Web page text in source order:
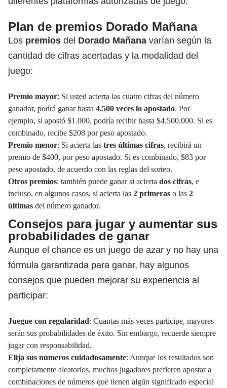
Plan de premios Dorado Mañana
Los premios del Dorado Mañana varían según la
cantidad de cifras acertadas y la modalidad del
juego:
Premio mayor: Si usted acierta las cuatro cifras del número
ganador, podrá ganar hasta 4.500 veces lo apostado. Por
ejemplo, si apostó $1.000, podría recibir hasta $4.500.000. Si es
combinado, recibe $208 por peso apostado.
Premio menor: Si acierta las tres últimas cifras, recibirá un
premio de $400, por peso apostado. Si es combinado, $83 por
peso apostado, de acuerdo con las reglas del sorteo.
Otros premios: también puede ganar si acierta dos cifras, e
incluso, en algunos casos, si acierta las 2 primeras o las 2
últimas del número ganador.
Consejos para jugar y aumentar sus
probabilidades de ganar
Aunque el chance es un juego de azar y no hay una
fórmula garantizada para ganar, hay algunos
consejos que pueden mejorar su experiencia al
participar:
Juegue con regularidad: Cuantas más veces participe, mayores
serán sus probabilidades de éxito. Sin embargo, recuerde siempre
jugar con responsabilidad.
Elija sus números cuidadosamente: Aunque los resultados son
completamente aleatorios, muchos jugadores prefieren apostar a
combinaciones de números que tienen algún significado especial